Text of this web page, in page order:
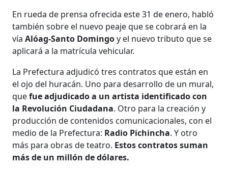
En rueda de prensa ofrecida este 31 de enero, habló
también sobre el nuevo peaje que se cobrará en la
víaAlóag-Santo Domingoy el nuevo tributo que se
aplicará a la matrícula vehicular.
La Prefectura adjudicó tres contratos que están en
el ojo del huracán. Uno para desarrollo de un mural,
quefue adjudicado a un artista identificado con
la Revolución Ciudadana. Otro para la creación y
producción de contenidos comunicacionales, con el
medio de la Prefectura: Radio Pichincha. Y otro
más para obras de teatro. Estos contratos suman
más de un millón de dólares.